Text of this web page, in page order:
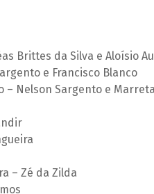
Brittes da Silva e Aloísio
e Francisco Blanco
– Nelson Sargento e
– Zé da Zilda